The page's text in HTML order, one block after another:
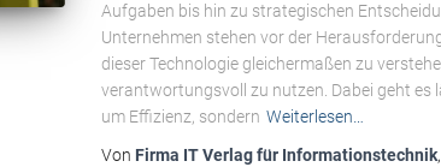
Aufgaben bis hin zu strategischen
Unternehmen stehen vor der
dieser Technologie gleichermaßen zu
verantwortungsvoll zu nutzen. Dabei geht es
um Effizienz, sondern Weiterlesen…
Von Firma IT Verlag für Informationstechnik